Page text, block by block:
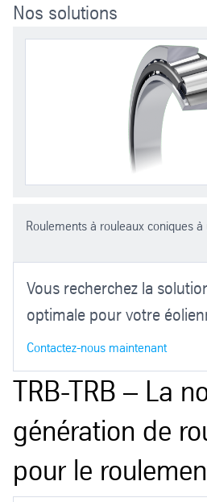
Nos solutions
Roulements à rouleaux coniques à
Vous recherchez la
optimale pour votre
Contactez-nous maintenant
TRB-TRB – La
génération de
pour le